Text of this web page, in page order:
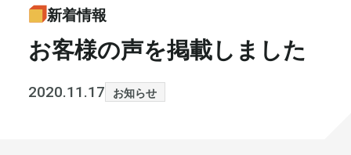
お客様の声
書籍・メディア
セミナー
お知らせ
新着情報
お客様の声を掲載しました
2020.11.17 お知らせ